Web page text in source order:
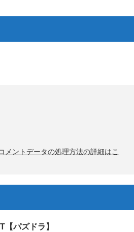
メントデータの処理方法の詳細はこ
パズドラ】